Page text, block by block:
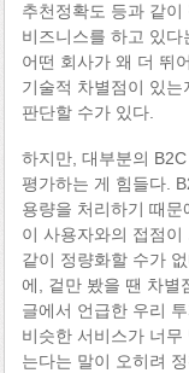
추천정확도 등과 같
비즈니스를 하고 있
어떤 회사가 왜 더 뛰
기술적 차별점이 있
판단할 수가 있다.
하지만, 대부분의
평가하는 게 힘들다.
용량을 처리하기 때
이 사용자와의 접점
같이 정량화할 수가
에, 겉만 봤을 땐 차별
글에서 언급한 우리
비슷한 서비스가 너
는다는 말이 오히려